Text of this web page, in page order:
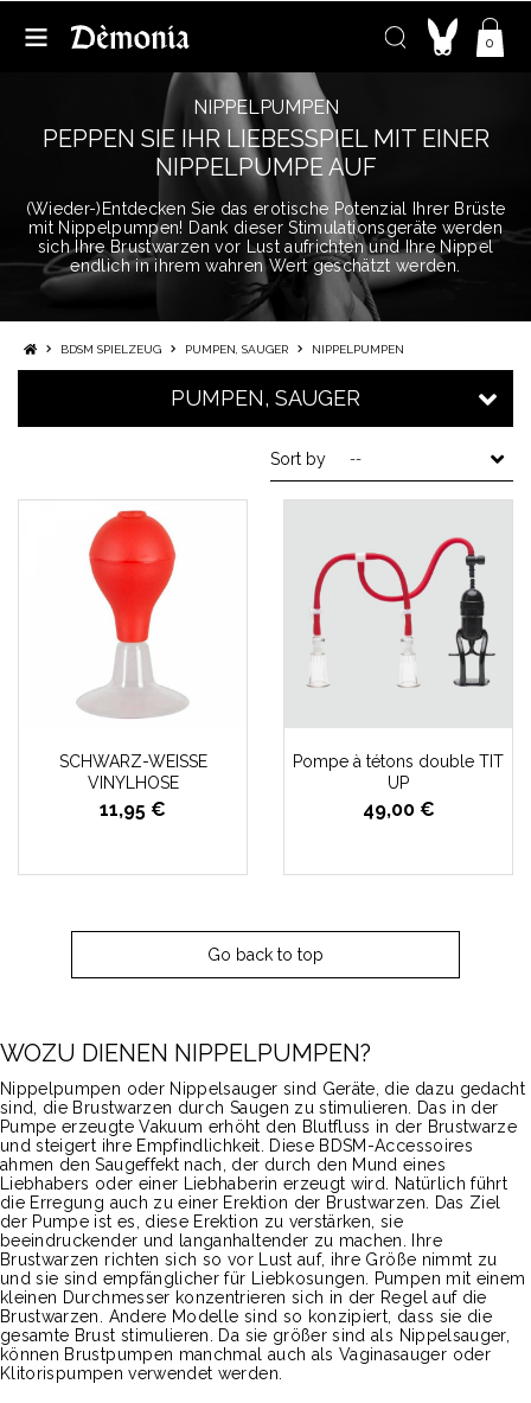
0
NIPPELPUMPEN
PEPPEN SIE IHR LIEBESSPIEL MIT EINER
NIPPELPUMPE AUF
(Wieder-)Entdecken Sie das erotische Potenzial Ihrer Brüste
mit Nippelpumpen! Dank dieser Stimulationsgeräte werden
sich Ihre Brustwarzen vor Lust aufrichten und Ihre Nippel
endlich in ihrem wahren Wert geschätzt werden.
BDSM SPIELZEUG PUMPEN, SAUGER NIPPELPUMPEN
PUMPEN, SAUGER
Sort by --
SCHWARZ-WEISSE
VINYLHOSE
11,95 €
Pompe à tétons double TIT
UP
49,00 €
Go back to top
WOZU DIENEN NIPPELPUMPEN?
Nippelpumpen oder Nippelsauger sind Geräte, die dazu gedacht
sind, die Brustwarzen durch Saugen zu stimulieren. Das in der
Pumpe erzeugte Vakuum erhöht den Blutfluss in der Brustwarze
und steigert ihre Empfindlichkeit. Diese BDSM-Accessoires
ahmen den Saugeffekt nach, der durch den Mund eines
Liebhabers oder einer Liebhaberin erzeugt wird. Natürlich führt
die Erregung auch zu einer Erektion der Brustwarzen. Das Ziel
der Pumpe ist es, diese Erektion zu verstärken, sie
beeindruckender und langanhaltender zu machen. Ihre
Brustwarzen richten sich so vor Lust auf, ihre Größe nimmt zu
und sie sind empfänglicher für Liebkosungen. Pumpen mit einem
kleinen Durchmesser konzentrieren sich in der Regel auf die
Brustwarzen. Andere Modelle sind so konzipiert, dass sie die
gesamte Brust stimulieren. Da sie größer sind als Nippelsauger,
können Brustpumpen manchmal auch als Vaginasauger oder
Klitorispumpen verwendet werden.